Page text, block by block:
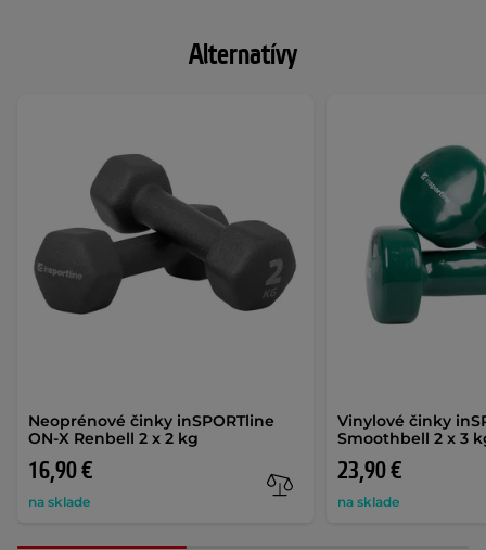
Alternatívy
Neoprénové činky inSPORTline
ON-X Renbell 2 x 2 kg
16,90 €
na sklade
Vinylové činky
Smoothbell 2 x 3
23,90 €
na sklade